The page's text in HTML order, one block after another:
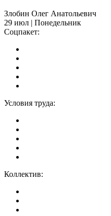
Злобин Олег Анатольевич
29 июл | Понедельник
Соцпакет:
Условия труда:
Коллектив: